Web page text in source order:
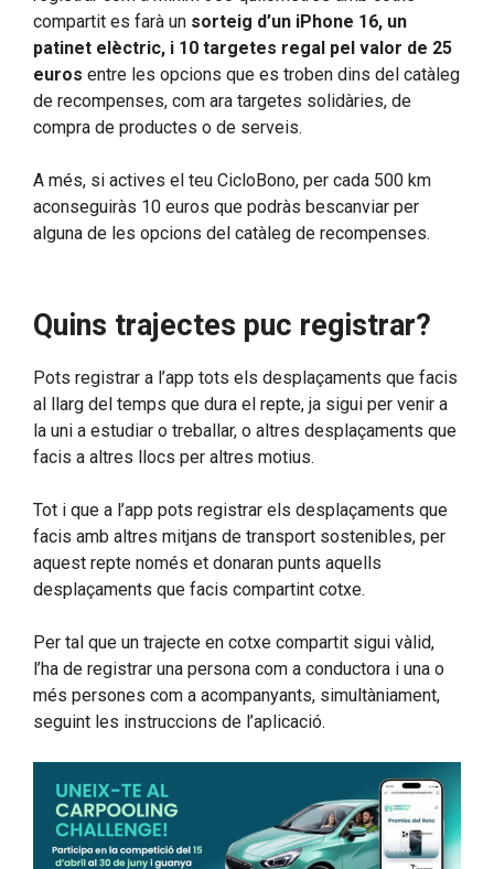
compartit es farà un sorteig d’un iPhone 16, un
patinet elèctric, i 10 targetes regal pel valor de 25
euros entre les opcions que es troben dins del catàleg
de recompenses, com ara targetes solidàries, de
compra de productes o de serveis.
A més, si actives el teu CicloBono, per cada 500 km
aconseguiràs 10 euros que podràs bescanviar per
alguna de les opcions del catàleg de recompenses.
Quins trajectes puc registrar?
Pots registrar a l’app tots els desplaçaments que facis
al llarg del temps que dura el repte, ja sigui per venir a
la uni a estudiar o treballar, o altres desplaçaments que
facis a altres llocs per altres motius.
Tot i que a l’app pots registrar els desplaçaments que
facis amb altres mitjans de transport sostenibles, per
aquest repte només et donaran punts aquells
desplaçaments que facis compartint cotxe.
Per tal que un trajecte en cotxe compartit sigui vàlid,
l’ha de registrar una persona com a conductora i una o
més persones com a acompanyants, simultàniament,
seguint les instruccions de l’aplicació.